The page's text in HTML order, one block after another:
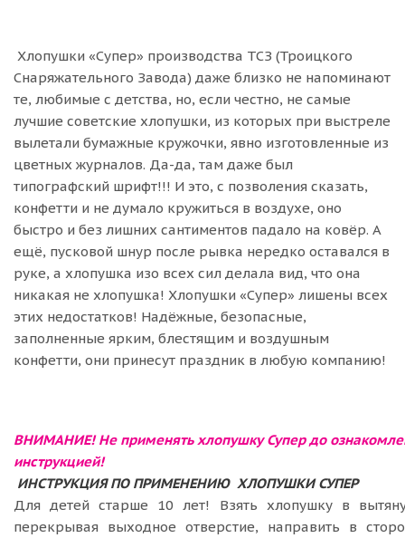
Хлопушки «Супер» производства ТСЗ (Троицкого
Снаряжательного Завода) даже близко не напоминают
те, любимые с детства, но, если честно, не самые
лучшие советские хлопушки, из которых при выстреле
вылетали бумажные кружочки, явно изготовленные из
цветных журналов. Да-да, там даже был
типографский шрифт!!! И это, с позволения сказать,
конфетти и не думало кружиться в воздухе, оно
быстро и без лишних сантиментов падало на ковёр. А
ещё, пусковой шнур после рывка нередко оставался в
руке, а хлопушка изо всех сил делала вид, что она
никакая не хлопушка! Хлопушки «Супер» лишены всех
этих недостатков! Надёжные, безопасные,
заполненные ярким, блестящим и воздушным
конфетти, они принесут праздник в любую компанию!
ВНИМАНИЕ! Не применять хлопушку Супер до
инструкцией!
ИНСТРУКЦИЯ ПО ПРИМЕНЕНИЮ ХЛОПУШКИ СУПЕР
Для детей старше 10 лет! Взять хлопушку в
перекрывая выходное отверстие, направить в